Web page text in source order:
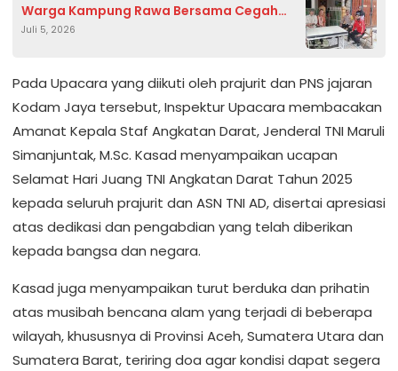
Warga Kampung Rawa Bersama Cegah
Curanmor
Juli 5, 2026
Pada Upacara yang diikuti oleh prajurit dan PNS jajaran
Kodam Jaya tersebut, Inspektur Upacara membacakan
Amanat Kepala Staf Angkatan Darat, Jenderal TNI Maruli
Simanjuntak, M.Sc. Kasad menyampaikan ucapan
Selamat Hari Juang TNI Angkatan Darat Tahun 2025
kepada seluruh prajurit dan ASN TNI AD, disertai apresiasi
atas dedikasi dan pengabdian yang telah diberikan
kepada bangsa dan negara.
Kasad juga menyampaikan turut berduka dan prihatin
atas musibah bencana alam yang terjadi di beberapa
wilayah, khususnya di Provinsi Aceh, Sumatera Utara dan
Sumatera Barat, teriring doa agar kondisi dapat segera